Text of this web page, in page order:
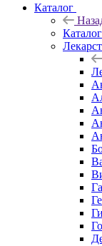
Каталог
Каталог